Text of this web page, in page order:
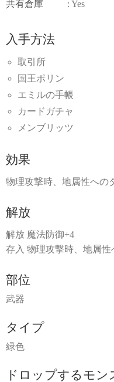
共有倉庫 : Yes
入手方法
取引所
国王ポリン
エミルの手帳
カードガチャ
メンブリッツ
効果
物理攻撃時、地属性への
解放
解放 魔法防御+4
存入 物理攻撃時、地属性
部位
武器
タイプ
緑色
ドロップするモン